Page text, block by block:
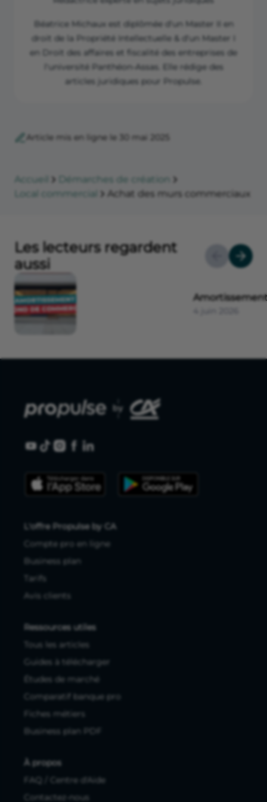
Béatrice Michaux est diplômée d'un Master II en
droit de la Propriété Intellectuelle & d'un Master I
en Droit des affaires et fiscalité des entreprises de
l'université Panthéon-Assas. Elle rédige des
articles juridiques pour Propulse.
Article mis en ligne le 30 mai 2025
Accueil
Démarches de création
Local commercial
Achat des murs commerciaux
Les lecteurs regardent
aussi
L'offre Propulse by CA
Compte pro en ligne
Business plan
Tarifs
Avis clients
Ressources utiles
Tous les articles
Guides à télécharger
Études de marché
Comparatif banque pro
Fiches métiers
Business plan PDF
À propos
FAQ / Centre d'Aide
Contactez-nous